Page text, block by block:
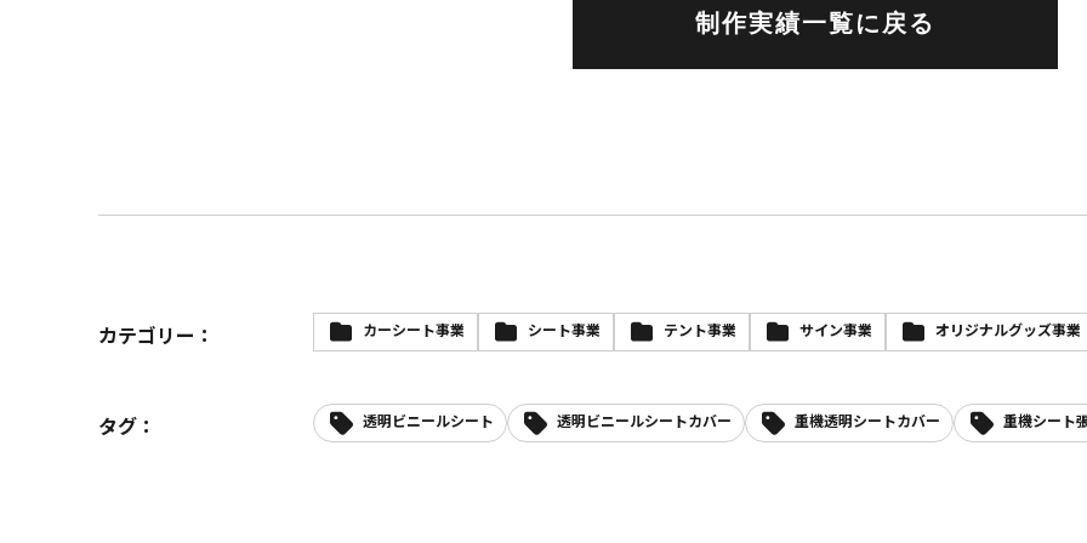
制作実績一覧に戻る
カテゴリー： カーシート事業 シート事業 テント事業 サイン事業 オリジナルグッズ事業
タグ： 透明ビニールシート 透明ビニールシートカバー 重機透明シートカバー 重機シート